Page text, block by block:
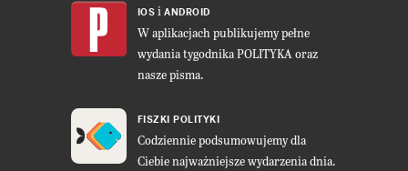
IOS i ANDROID
W aplikacjach publikujemy pełne
wydania tygodnika POLITYKA oraz
nasze pisma.
FISZKI POLITYKI
Codziennie podsumowujemy dla
Ciebie najważniejsze wydarzenia dnia.